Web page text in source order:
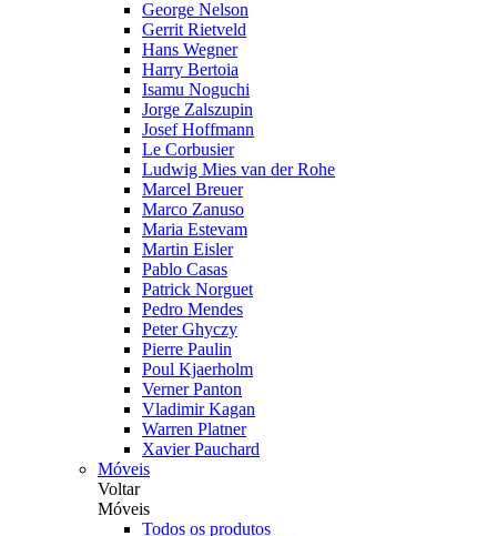
George Nelson
Gerrit Rietveld
Hans Wegner
Harry Bertoia
Isamu Noguchi
Jorge Zalszupin
Josef Hoffmann
Le Corbusier
Ludwig Mies van der Rohe
Marcel Breuer
Marco Zanuso
Maria Estevam
Martin Eisler
Pablo Casas
Patrick Norguet
Pedro Mendes
Peter Ghyczy
Pierre Paulin
Poul Kjaerholm
Verner Panton
Vladimir Kagan
Warren Platner
Xavier Pauchard
Móveis
Voltar
Móveis
Todos os produtos